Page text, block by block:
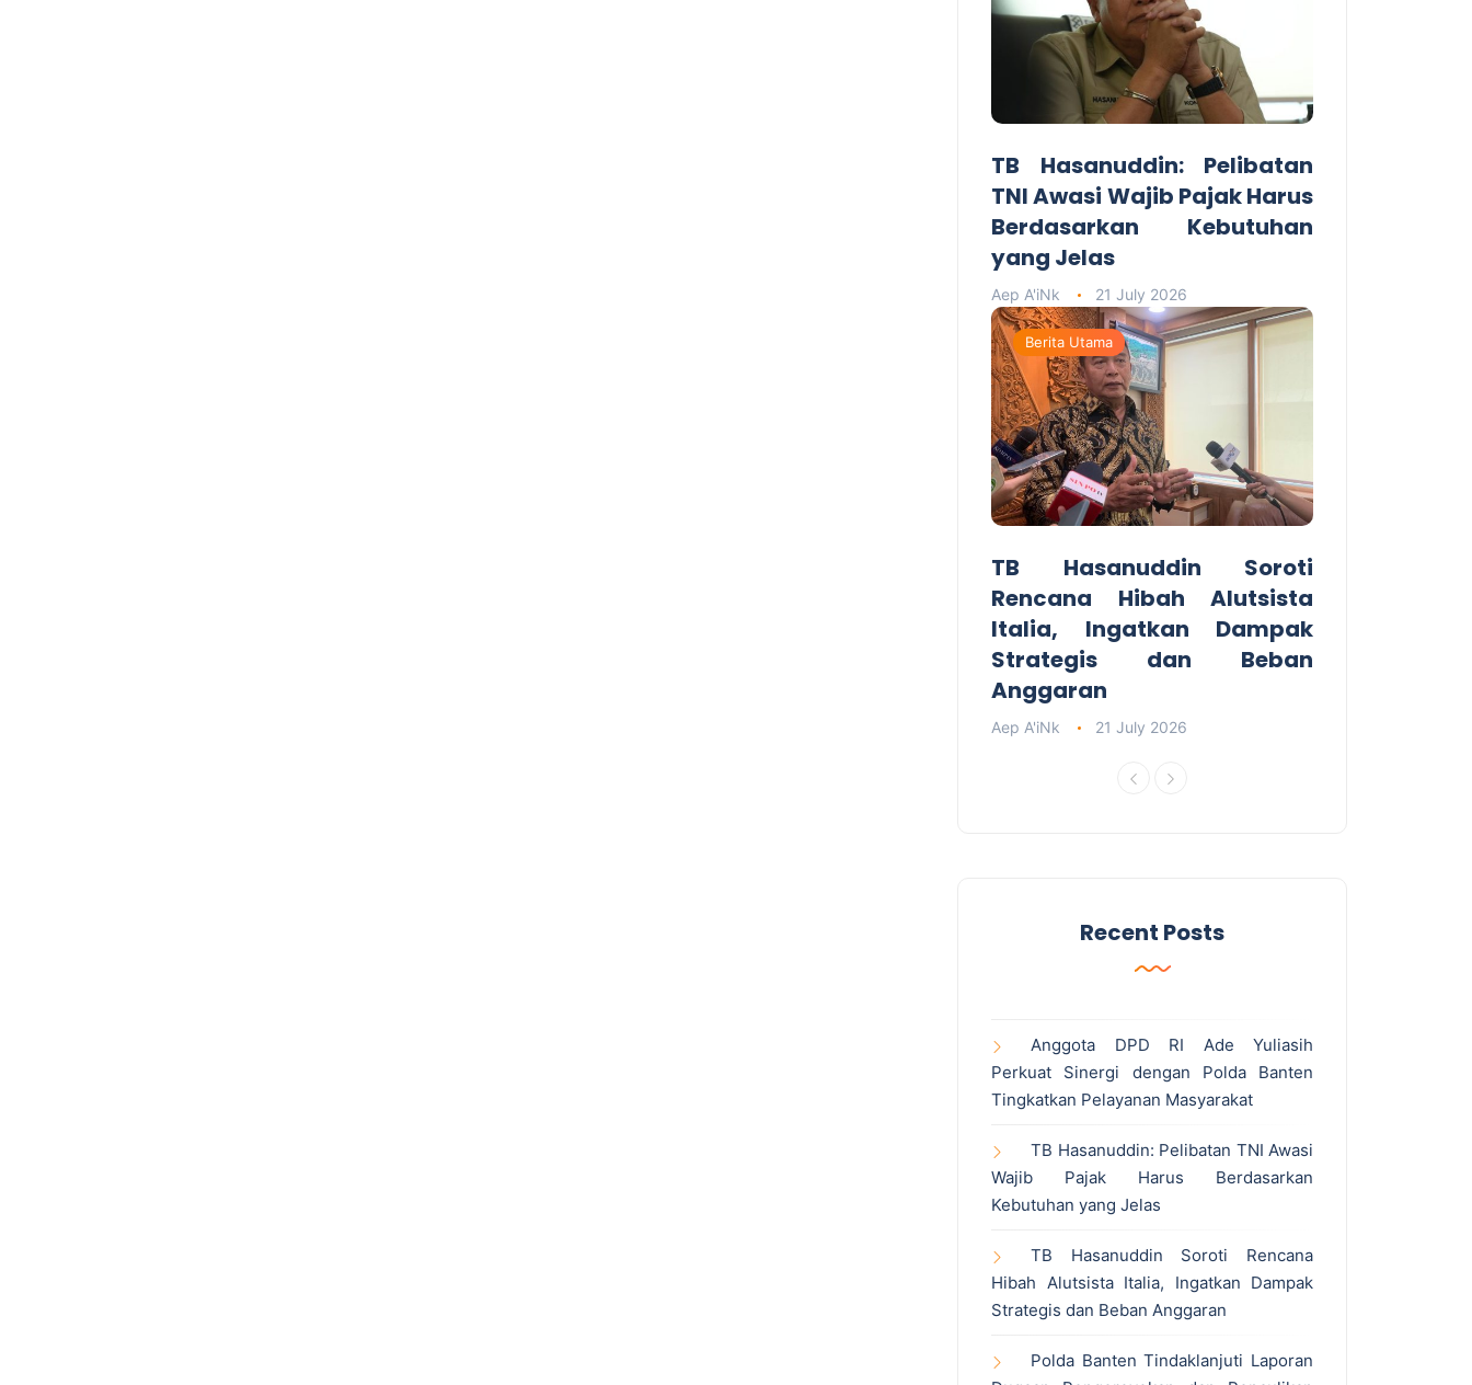
TB Hasanuddin: Pelibatan
TNI Awasi Wajib Pajak Harus
Berdasarkan Kebutuhan
yang Jelas
Aep A'iNk 21 July 2026
Berita Utama
TB Hasanuddin Soroti
Rencana Hibah Alutsista
Italia, Ingatkan Dampak
Strategis dan Beban
Anggaran
Aep A'iNk 21 July 2026
Recent Posts
Anggota DPD RI Ade Yuliasih
Perkuat Sinergi dengan Polda Banten
Tingkatkan Pelayanan Masyarakat
TB Hasanuddin: Pelibatan TNI Awasi
Wajib Pajak Harus Berdasarkan
Kebutuhan yang Jelas
TB Hasanuddin Soroti Rencana
Hibah Alutsista Italia, Ingatkan Dampak
Strategis dan Beban Anggaran
Polda Banten Tindaklanjuti Laporan